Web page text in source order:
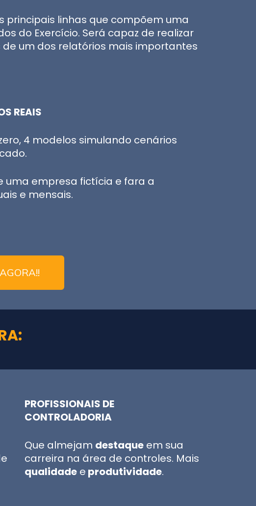
principais linhas que compõem uma
do Exercício. Será capaz de realizar
um dos relatórios mais importantes
REAIS
4 modelos simulando cenários
uma empresa fictícia e fara a
e mensais.
PROFISSIONAIS DE
CONTROLADORIA
Que almejam destaqueem sua
carreira na área de controles. Mais
qualidadee produtividade.